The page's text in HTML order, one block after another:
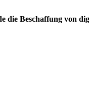
die Beschaffung von